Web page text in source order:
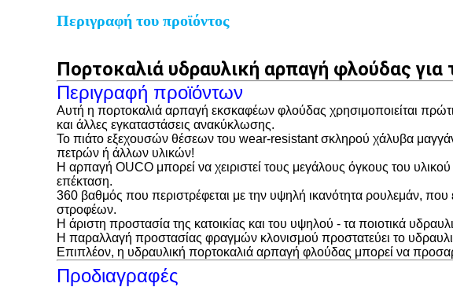
Περιγραφή του προϊόντος
Πορτοκαλιά υδραυλική αρπαγή φλούδας για
Περιγραφή προϊόντων
Αυτή η πορτοκαλιά αρπαγή εκσκαφέων φλούδας χρησιμοποιείται
και άλλες εγκαταστάσεις ανακύκλωσης.
Το πιάτο εξεχουσών θέσεων του wear-resistant σκληρού χάλυβα
πετρών ή άλλων υλικών!
Η αρπαγή OUCO μπορεί να χειριστεί τους μεγάλους όγκους του
επέκταση.
360 βαθμός που περιστρέφεται με την υψηλή ικανότητα ρουλεμάν, που
στροφέων.
Η άριστη προστασία της κατοικίας και του υψηλού - τα ποιοτικά
Η παραλλαγή προστασίας φραγμών κλονισμού προστατεύει το
Επιπλέον, η υδραυλική πορτοκαλιά αρπαγή φλούδας μπορεί να
Προδιαγραφές